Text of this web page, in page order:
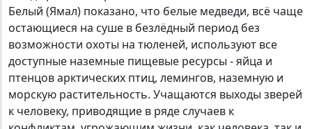
Белый (Ямал) показано, что белые медведи, всё чаще
остающиеся на суше в безлёдный период без
возможности охоты на тюленей, используют все
доступные наземные пищевые ресурсы - яйца и
птенцов арктических птиц, лемингов, наземную и
морскую растительность. Учащаются выходы зверей
к человеку, приводящие в ряде случаев к